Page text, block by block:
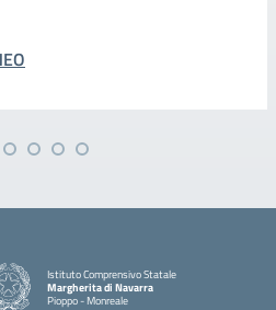
Istituto Comprensivo Statale
Margherita di Navarra
Pioppo - Monreale